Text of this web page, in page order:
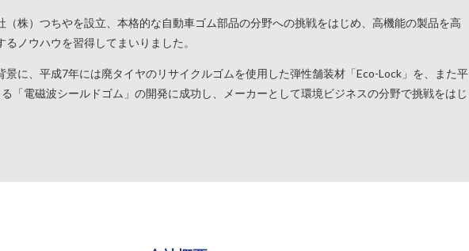
（株）つちやを設立、本格的な自動車ゴム部品の分野への挑戦をはじめ、高機能の製品を高
ノウハウを習得してまいりました。
景に、平成7年には廃タイヤのリサイクルゴムを使用した弾性舗装材「Eco-Lock」を、また平
「電磁波シールドゴム」の開発に成功し、メーカーとして環境ビジネスの分野で挑戦をはじ